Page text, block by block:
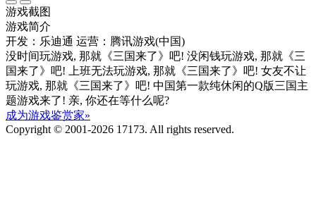
游戏截图
游戏简介
开发：乐迪通 运营：腾讯游戏(中国)
没时间玩游戏, 那就《三国来了》吧! 没闲钱玩游戏, 那就《三
国来了》吧! 上班无法玩游戏, 那就《三国来了》吧! 女友不让
玩游戏, 那就《三国来了》吧! 中国第一款纯休闲的Q版三国主
题游戏来了! 亲, 你还在等什么呢?
成为游戏鉴赏家»
Copyright © 2001-2026 17173. All rights reserved.